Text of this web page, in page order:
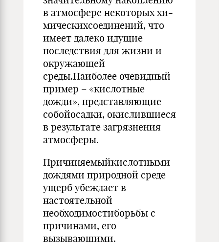
в атмосфере некоторых хи­
мическихсоединений, что
имеет далеко идущие
последствия для жизни и
окружающей
среды.Наиболее очевидный
пример – «кислотные
дожди», представляющие
собойосадки, окислив­шиеся
в результате загрязнения
атмосферы.
Причиняемыйкислотными
дождями природной среде
ущерб убеждает в
настоятельной
необходимостиборьбы с
причинами, его
вызывающими.